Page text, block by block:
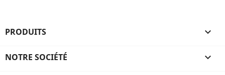
PRODUITS 
NOTRE SOCIÉTÉ 